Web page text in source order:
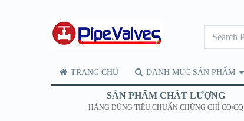
TRANG CHỦ DANH MỤC SẢN PHẨM
SẢN PHẨM CHẤT LƯỢNG
HÀNG ĐÚNG TIÊU CHUẨN CHỨNG CHỈ CO/CQ